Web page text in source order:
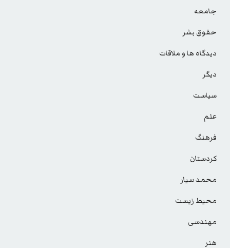
جامعه
حقوق بشر
دیدگاه ها و ملاقات
دیگر
سیاست
علم
فرهنگ
کردستان
محمد سیار
محیط زیست
مهندسی
هنر